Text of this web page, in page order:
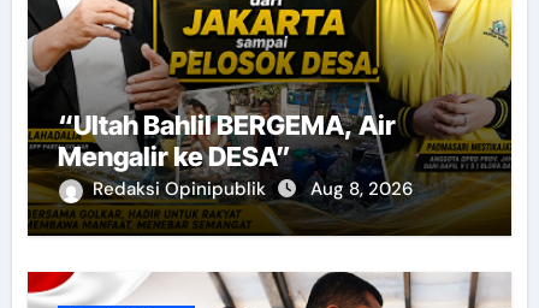
“Ultah Bahlil BERGEMA, Air
Mengalir ke DESA”
Redaksi Opinipublik Aug 8, 2026